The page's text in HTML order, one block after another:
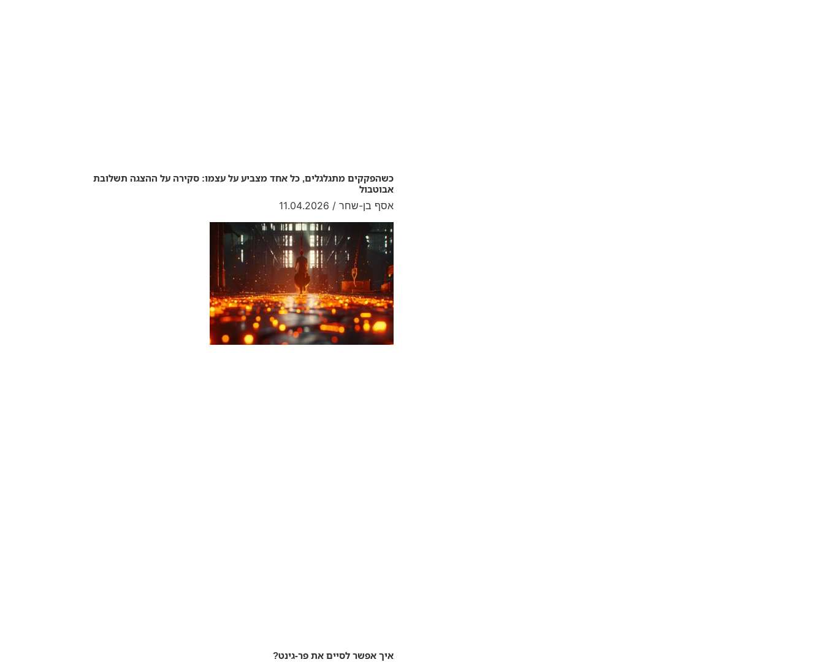
כשהפקקים מתגלגלים, כל אחד מצביע על עצמו: סקירה על ההצגה תשלובת
אבוטבול
אסף בן-שחר
איך אפשר לסיים את פר-גינט?